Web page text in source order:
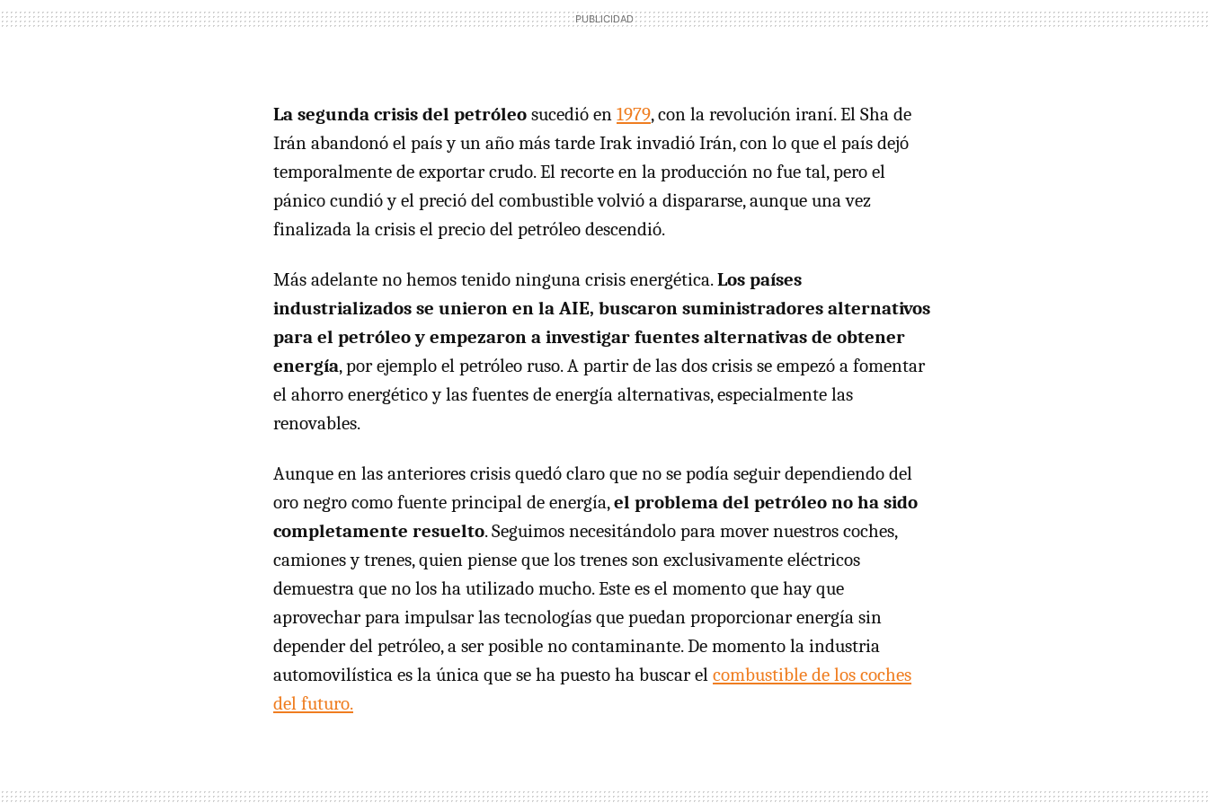
La segunda crisis del petróleo sucedió en 1979, con la revolución iraní. El Sha de
Irán abandonó el país y un año más tarde Irak invadió Irán, con lo que el país dejó
temporalmente de exportar crudo. El recorte en la producción no fue tal, pero el
pánico cundió y el preció del combustible volvió a dispararse, aunque una vez
finalizada la crisis el precio del petróleo descendió.
Más adelante no hemos tenido ninguna crisis energética.Los países
industrializados se unieron en la AIE, buscaron suministradores alternativos
para el petróleo y empezaron a investigar fuentes alternativas de obtener
energía, por ejemplo el petróleo ruso. A partir de las dos crisis se empezó a fomentar
el ahorro energético y las fuentes de energía alternativas, especialmente las
renovables.
Aunque en las anteriores crisis quedó claro que no se podía seguir dependiendo del
oro negro como fuente principal de energía,el problema del petróleo no ha sido
completamente resuelto. Seguimos necesitándolo para mover nuestros coches,
camiones y trenes, quien piense que los trenes son exclusivamente eléctricos
demuestra que no los ha utilizado mucho. Este es el momento que hay que
aprovechar para impulsar las tecnologías que puedan proporcionar energía sin
depender del petróleo, a ser posible no contaminante. De momento la industria
automovilística es la única que se ha puesto ha buscar el combustible de los coches
del futuro.